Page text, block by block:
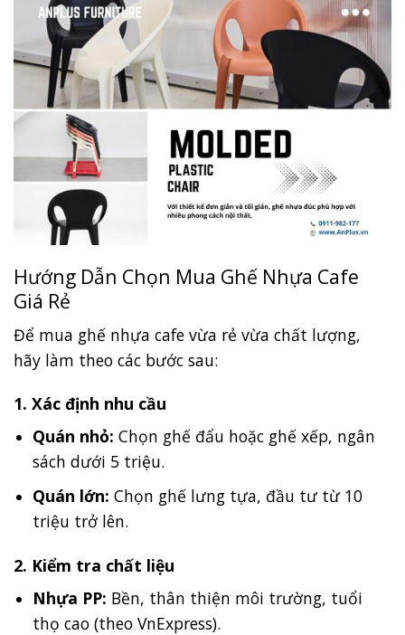
Hướng Dẫn Chọn Mua Ghế Nhựa Cafe
Giá Rẻ
Để mua ghế nhựa cafe vừa rẻ vừa chất lượng,
hãy làm theo các bước sau:
1. Xác định nhu cầu
Quán nhỏ: Chọn ghế đẩu hoặc ghế xếp, ngân
sách dưới 5 triệu.
Quán lớn: Chọn ghế lưng tựa, đầu tư từ 10
triệu trở lên.
2. Kiểm tra chất liệu
Nhựa PP: Bền, thân thiện môi trường, tuổi
thọ cao (theo VnExpress).